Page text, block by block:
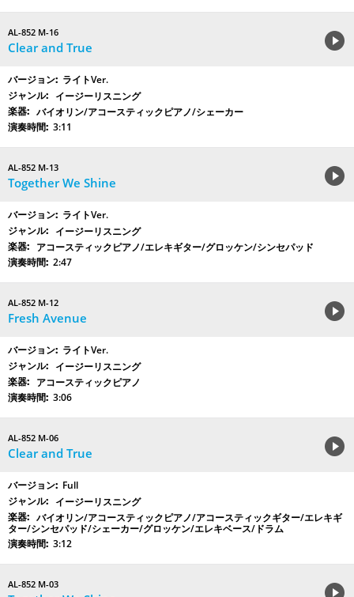
AL-852 M-16
Clear and True
ライトVer.
イージーリスニング
バイオリン/アコースティックピアノ/シェーカー
3:11
AL-852 M-13
Together We Shine
ライトVer.
イージーリスニング
アコースティックピアノ/エレキギター/グロッケン/シンセパッド
2:47
AL-852 M-12
Fresh Avenue
ライトVer.
イージーリスニング
アコースティックピアノ
3:06
AL-852 M-06
Clear and True
Full
イージーリスニング
バイオリン/アコースティックピアノ/アコースティックギター/エレキギ
ター/シンセパッド/シェーカー/グロッケン/エレキベース/ドラム
3:12
AL-852 M-03